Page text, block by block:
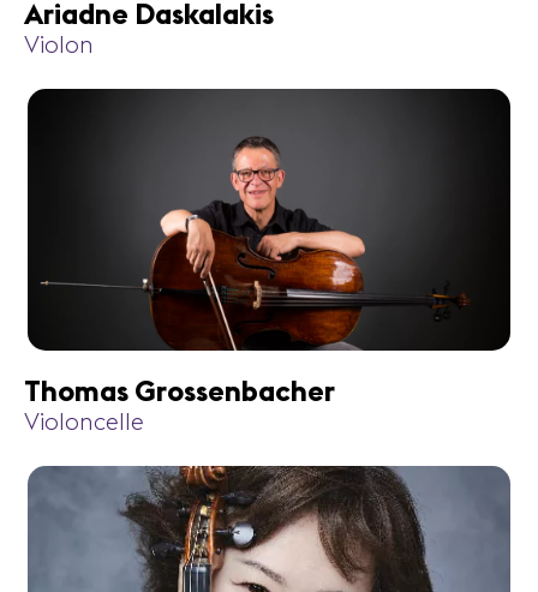
Ariadne Daskalakis
Violon
Thomas Grossenbacher
Violoncelle